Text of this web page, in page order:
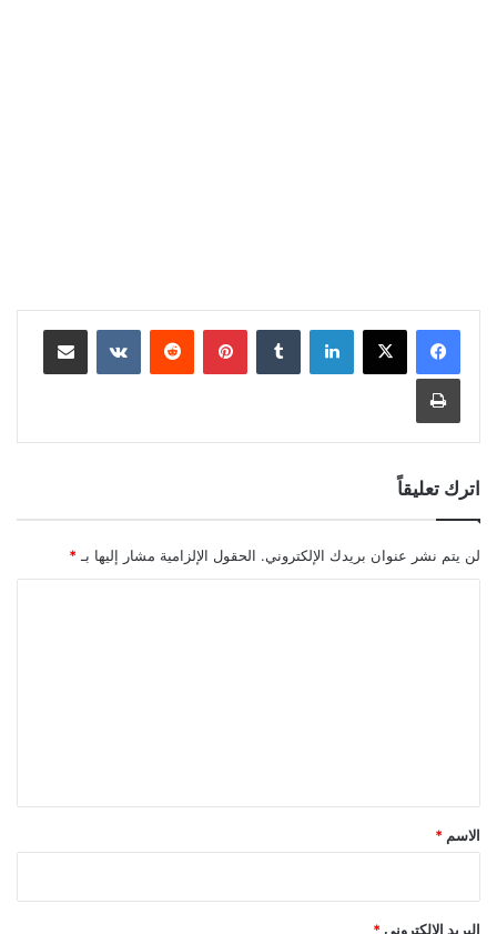
لينكدإن بينتيريست مشاركة عبر البريد
طباعة
اترك تعليقاً
لن يتم نشر عنوان بريدك الإلكتروني. الحقول الإلزامية مشار إليها بـ *
*
الاسم *
البريد الإلكتروني *